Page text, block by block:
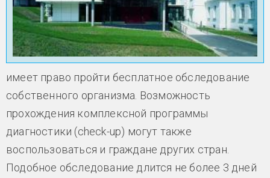
имеет право пройти бесплатное обследование
собственного организма. Возможность
прохождения комплексной программы
диагностики (check-up) могут также
воспользоваться и граждане других стран.
Подобное обследование длится не более 3 дней